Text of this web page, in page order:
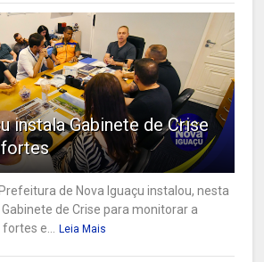
instala Gabinete de Crise
de Nova Iguaçu instalou, nesta
de Crise para monitorar a
e...
Leia Mais